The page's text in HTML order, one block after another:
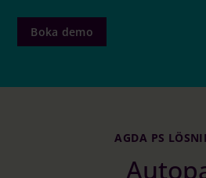
Boka demo
AGDA PS